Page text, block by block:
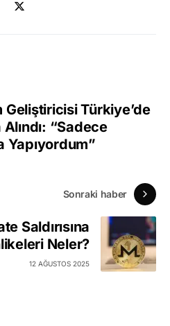
Geliştiricisi Türkiye’de
Alındı: “Sadece
Yapıyordum”
Sonraki haber
Saldırısına
Neler?
12 AĞUSTOS 2025